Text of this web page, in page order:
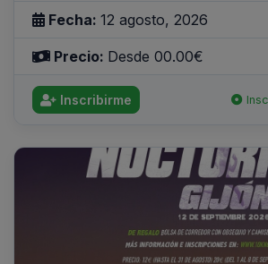
Fecha: 12 agosto, 2026
Precio: Desde 00.00€
Inscribirme